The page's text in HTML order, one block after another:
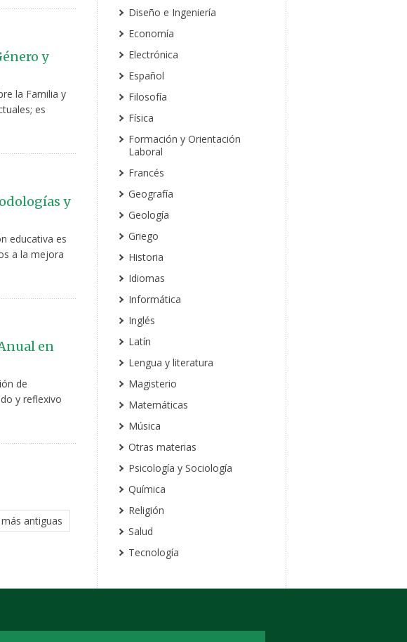
y
la Familia y
es
y
educativa es
a la mejora
en
de
y reflexivo
antiguas
Diseño e Ingeniería
Economía
Electrónica
Español
Filosofía
Física
Formación y Orientación
Laboral
Francés
Geografía
Geología
Griego
Historia
Idiomas
Informática
Inglés
Latín
Lengua y literatura
Magisterio
Matemáticas
Música
Otras materias
Psicología y Sociología
Química
Religión
Salud
Tecnología